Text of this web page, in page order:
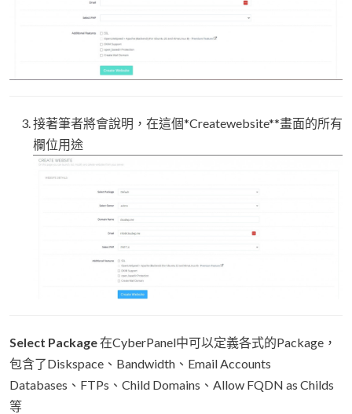
接著筆者將會說明，在這個*Createwebsite**畫面的所有
欄位用途
Select Package在CyberPanel中可以定義各式的Package，
包含了Diskspace、Bandwidth、Email Accounts
Databases、FTPs、Child Domains、Allow FQDN as Childs
等